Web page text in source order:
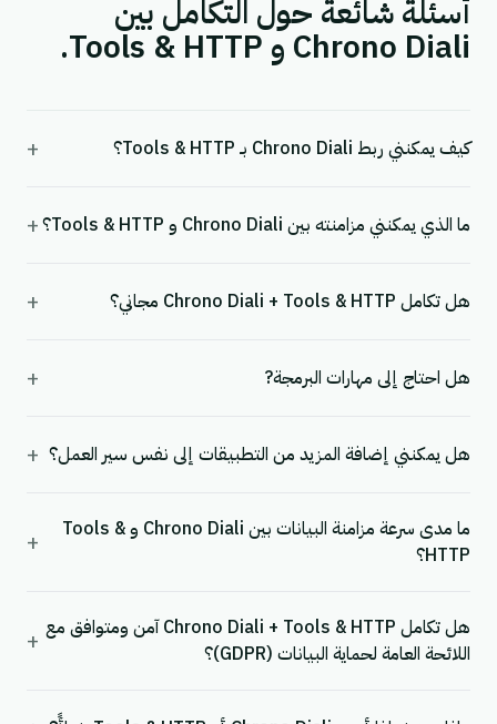
أسئلة شائعة حول التكامل بين
Chrono Diali و Tools & HTTP.
كيف يمكنني ربط Chrono Diali بـ Tools & HTTP؟ +
ما الذي يمكنني مزامنته بين Chrono Diali و Tools & HTTP؟ +
هل تكامل Chrono Diali + Tools & HTTP مجاني؟ +
هل احتاج إلى مهارات البرمجة? +
هل يمكنني إضافة المزيد من التطبيقات إلى نفس سير العمل؟ +
ما مدى سرعة مزامنة البيانات بين Chrono Diali و Tools &
HTTP؟
+
هل تكامل Chrono Diali + Tools & HTTP آمن ومتوافق مع
اللائحة العامة لحماية البيانات (GDPR)؟
+